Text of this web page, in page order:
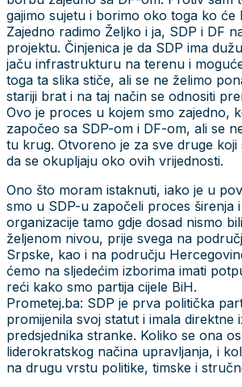
gajimo sujetu i borimo oko toga ko će
Zajedno radimo Željko i ja, SDP i DF
projektu. Činjenica je da SDP ima
jaču infrastrukturu na terenu i
toga ta slika stiče, ali se ne želimo
stariji brat i na taj način se odnositi
Ovo je proces u kojem smo zajedno,
započeo sa SDP-om i DF-om, ali se
tu krug. Otvoreno je za sve druge koji
da se okupljaju oko ovih vrijednosti.
Ono što moram istaknuti, iako je u
smo u SDP-u započeli proces širenja
organizacije tamo gdje dosad nismo
željenom nivou, prije svega na
Srpske, kao i na području
ćemo na sljedećim izborima imati
reći kako smo partija cijele BiH.
Prometej.ba: SDP je prva politička
promijenila svoj statut i imala direktne
predsjednika stranke. Koliko se ona
liderokratskog načina upravljanja, i
na drugu vrstu politike, timske i